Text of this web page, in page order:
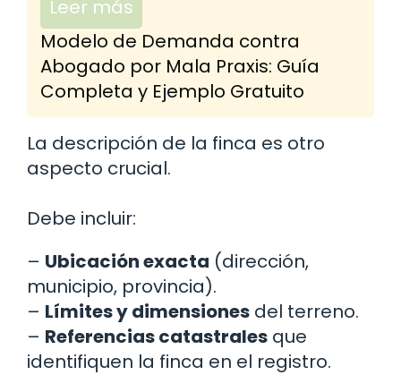
Leer más
Modelo de Demanda contra
Abogado por Mala Praxis: Guía
Completa y Ejemplo Gratuito
La descripción de la finca es otro
aspecto crucial.
Debe incluir:
– Ubicación exacta (dirección,
municipio, provincia).
– Límites y dimensiones del terreno.
– Referencias catastrales que
identifiquen la finca en el registro.